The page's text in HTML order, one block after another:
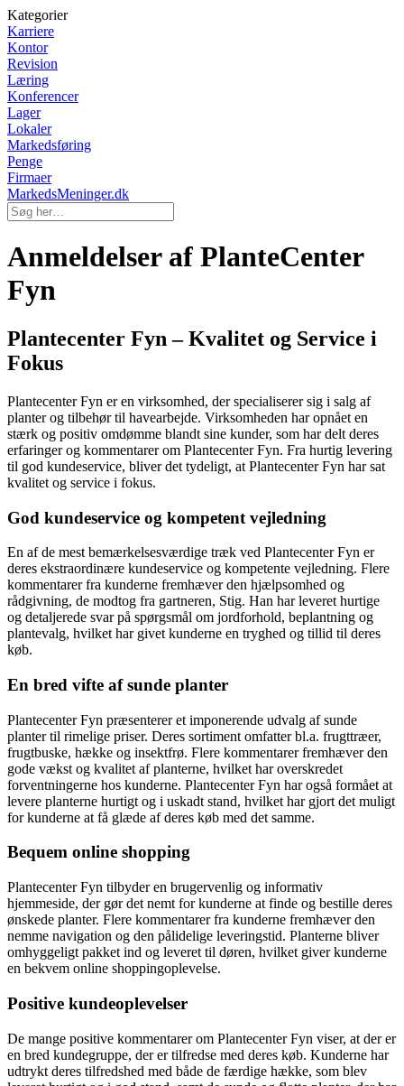
Kategorier
Karriere
Kontor
Revision
Læring
Konferencer
Lager
Lokaler
Markedsføring
Penge
Firmaer
MarkedsMeninger.dk
Anmeldelser af PlanteCenter
Fyn
Plantecenter Fyn – Kvalitet og Service i
Fokus
Plantecenter Fyn er en virksomhed, der specialiserer sig i salg af
planter og tilbehør til havearbejde. Virksomheden har opnået en
stærk og positiv omdømme blandt sine kunder, som har delt deres
erfaringer og kommentarer om Plantecenter Fyn. Fra hurtig levering
til god kundeservice, bliver det tydeligt, at Plantecenter Fyn har sat
kvalitet og service i fokus.
God kundeservice og kompetent vejledning
En af de mest bemærkelsesværdige træk ved Plantecenter Fyn er
deres ekstraordinære kundeservice og kompetente vejledning. Flere
kommentarer fra kunderne fremhæver den hjælpsomhed og
rådgivning, de modtog fra gartneren, Stig. Han har leveret hurtige
og detaljerede svar på spørgsmål om jordforhold, beplantning og
plantevalg, hvilket har givet kunderne en tryghed og tillid til deres
køb.
En bred vifte af sunde planter
Plantecenter Fyn præsenterer et imponerende udvalg af sunde
planter til rimelige priser. Deres sortiment omfatter bl.a. frugttræer,
frugtbuske, hække og insektfrø. Flere kommentarer fremhæver den
gode vækst og kvalitet af planterne, hvilket har overskredet
forventningerne hos kunderne. Plantecenter Fyn har også formået at
levere planterne hurtigt og i uskadt stand, hvilket har gjort det muligt
for kunderne at få glæde af deres køb med det samme.
Bequem online shopping
Plantecenter Fyn tilbyder en brugervenlig og informativ
hjemmeside, der gør det nemt for kunderne at finde og bestille deres
ønskede planter. Flere kommentarer fra kunderne fremhæver den
nemme navigation og den pålidelige leveringstid. Planterne bliver
omhyggeligt pakket ind og leveret til døren, hvilket giver kunderne
en bekvem online shoppingoplevelse.
Positive kundeoplevelser
De mange positive kommentarer om Plantecenter Fyn viser, at der er
en bred kundegruppe, der er tilfredse med deres køb. Kunderne har
udtrykt deres tilfredshed med både de færdige hække, som blev